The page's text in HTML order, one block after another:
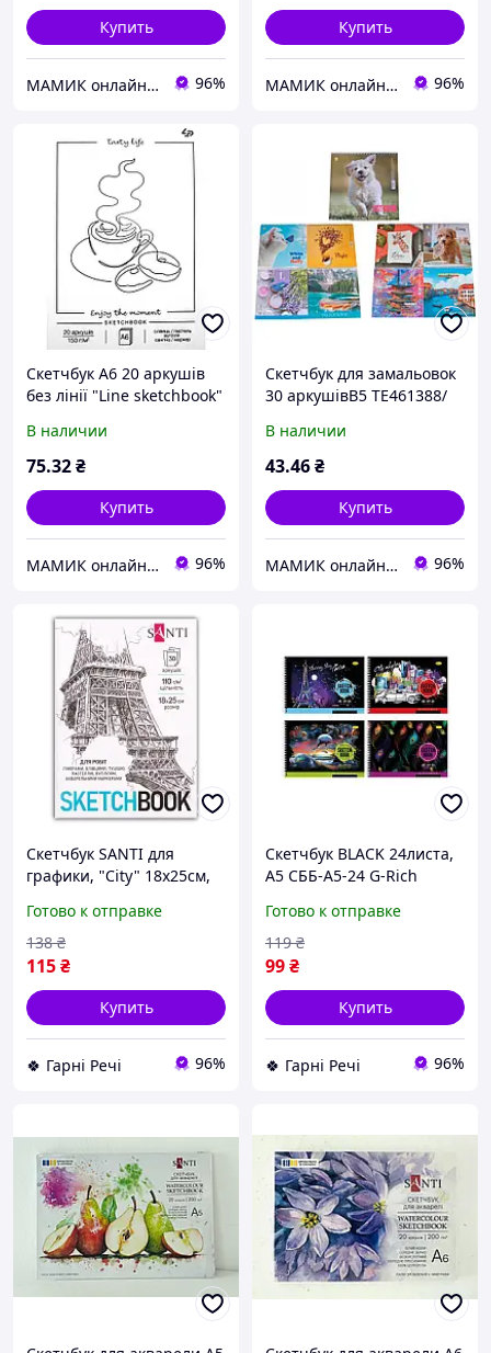
Купить
МАМИК онлайн супермаркет 96%
Купить
МАМИК онлайн супермаркет 96%
Скетчбук A6 20 аркушів
без лінії "Line sketchbook"
В наличии
75.32₴
Купить
МАМИК онлайн супермаркет 96%
Скетчбук для замальовок
30 аркушівВ5 ТЕ461388/
В наличии
43.46₴
Купить
МАМИК онлайн супермаркет 96%
Скетчбук SANTI для
графики, "City" 18х25см,
Готово к отправке
115₴
138 ₴
Купить
🍀 Гарні Речі 96%
Скетчбук BLACK 24листа,
А5 СББ-А5-24 G-Rich
Готово к отправке
99₴
119 ₴
Купить
🍀 Гарні Речі 96%